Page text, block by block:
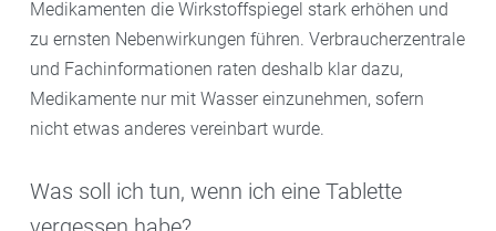
Medikamenten die Wirkstoffspiegel stark erhöhen und
zu ernsten Nebenwirkungen führen. Verbraucherzentrale
und Fachinformationen raten deshalb klar dazu,
Medikamente nur mit Wasser einzunehmen, sofern
nicht etwas anderes vereinbart wurde.
Was soll ich tun, wenn ich eine Tablette